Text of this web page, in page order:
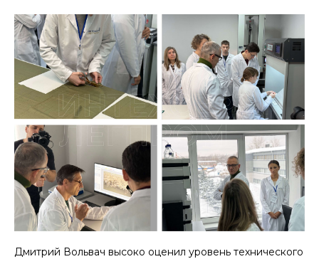
Дмитрий Вольвач высоко оценил уровень технического